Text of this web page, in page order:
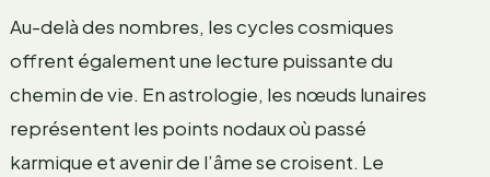
Au-delà des nombres, les cycles cosmiques
offrent également une lecture puissante du
chemin de vie. En astrologie, les nœuds lunaires
représentent les points nodaux où passé
karmique et avenir de l’âme se croisent. Le